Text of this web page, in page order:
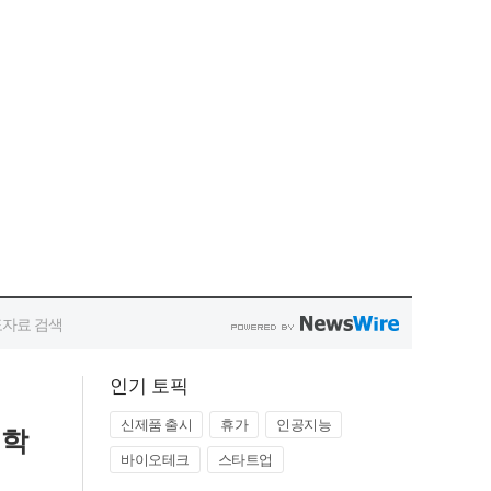
인기 토픽
신제품 출시 휴가
인공지능
바이오테크
스타트업